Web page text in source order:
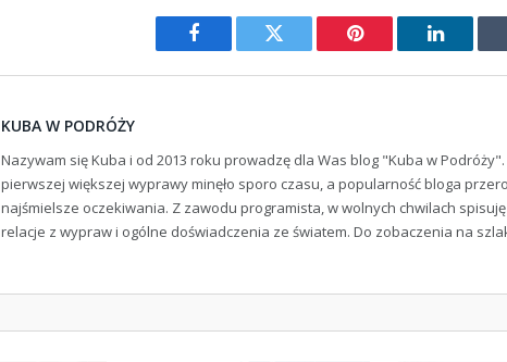
Facebook Twitter Pinterest LinkedIn
KUBA W PODRÓŻY
Nazywam się Kuba i od 2013 roku prowadzę dla Was blog "Kuba w
pierwszej większej wyprawy minęło sporo czasu, a popularność bloga
najśmielsze oczekiwania. Z zawodu programista, w wolnych chwilach
relacje z wypraw i ogólne doświadczenia ze światem. Do zobaczenia na